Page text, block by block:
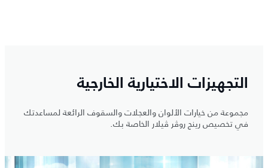
التجهيزات الاختيارية الخارجية
مجموعة من خيارات الألوان والعجلات والسقوف الرائعة لمساعدتك
في تخصيص رينج روڤر ڤيلار الخاصة بك.